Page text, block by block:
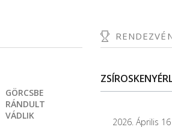
GÖRCSBE
RÁNDULT
VÁDLIK
2026. Április 16